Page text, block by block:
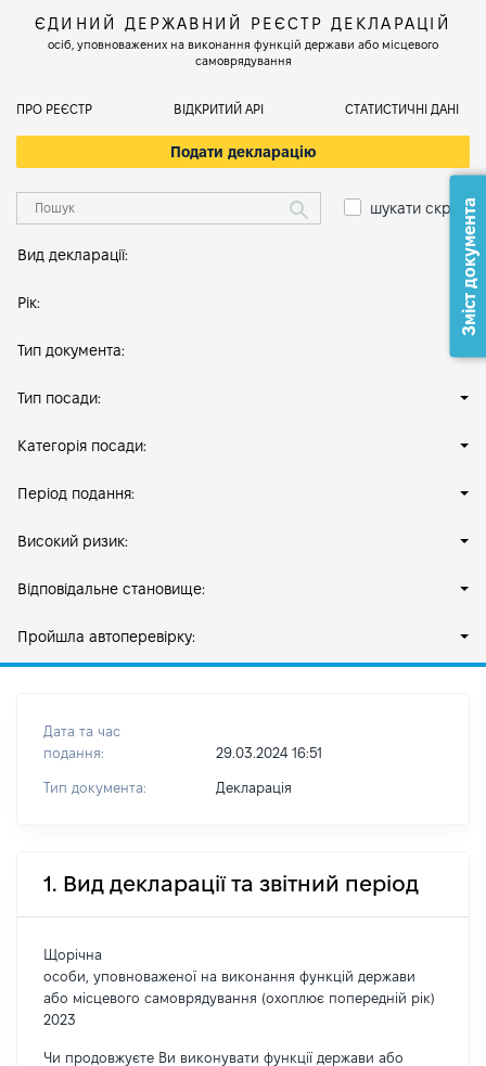
ЄДИНИЙ ДЕРЖАВНИЙ РЕЄСТР ДЕКЛАРАЦІЙ
осіб, уповноважених на виконання функцій держави або місцевого
самоврядування
ПРО РЕЄСТР ВІДКРИТИЙ АРІ СТАТИСТИЧНІ ДАНІ
Подати декларацію
шукати скрізь
Вид декларації:
Рік:
Тип документа:
Тип посади:
Категорія посади:
Період подання:
Високий ризик:
Відповідальне становище:
Пройшла автоперевірку:
Дата та час
подання:
29.03.2024 16:51
Тип документа: Декларація
1. Вид декларації та звітний період
Щорічна
особи, уповноваженої на виконання функцій держави
або місцевого самоврядування (охоплює попередній рік)
2023
Чи продовжуєте Ви виконувати функції держави або
Зміст документа